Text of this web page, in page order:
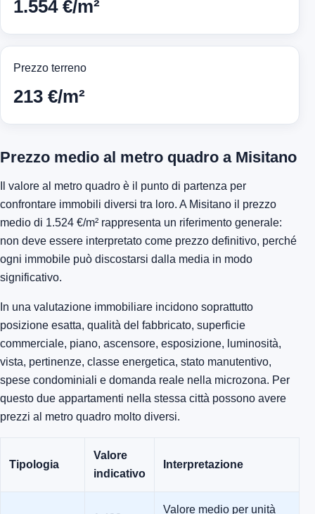
1.554 €/m²
Prezzo terreno
213 €/m²
Prezzo medio al metro quadro a Misitano
Il valore al metro quadro è il punto di partenza per
confrontare immobili diversi tra loro. A Misitano il prezzo
medio di 1.524 €/m² rappresenta un riferimento generale:
non deve essere interpretato come prezzo definitivo, perché
ogni immobile può discostarsi dalla media in modo
significativo.
In una valutazione immobiliare incidono soprattutto
posizione esatta, qualità del fabbricato, superficie
commerciale, piano, ascensore, esposizione, luminosità,
vista, pertinenze, classe energetica, stato manutentivo,
spese condominiali e domanda reale nella microzona. Per
questo due appartamenti nella stessa città possono avere
prezzi al metro quadro molto diversi.
Tipologia
Valore
indicativo
Interpretazione
Valore medio per unità